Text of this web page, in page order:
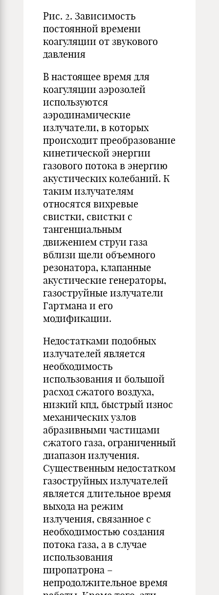
Рис. 2. Зависимость
постоянной времени
коагуляции от звукового
давления
В настоящее время для
коагуляции аэрозолей
используются
аэродинамические
излучатели, в которых
происходит преобразование
кинетической энергии
газового потока в энергию
акустических колебаний. К
таким излучателям
относятся вихревые
свистки, свистки с
тангенциальным
движением струи газа
вблизи щели объемного
резонатора, клапанные
акустические генераторы,
газоструйные излучатели
Гартмана и его
модификации.
Недостатками подобных
излучателей является
необходимость
использования и большой
расход сжатого воздуха,
низкий кпд, быстрый износ
механических узлов
абразивными частицами
сжатого газа, ограниченный
диапазон излучения.
Существенным недостатком
газоструйных излучателей
является длительное время
выхода на режим
излучения, связанное с
необходимостью создания
потока газа, а в случае
использования
пиропатрона –
непродолжительное время